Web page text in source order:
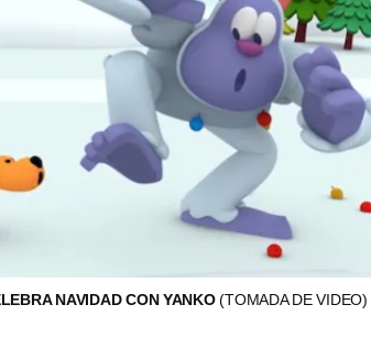
NAVIDAD CON YANKO(TOMADA DE VIDEO)